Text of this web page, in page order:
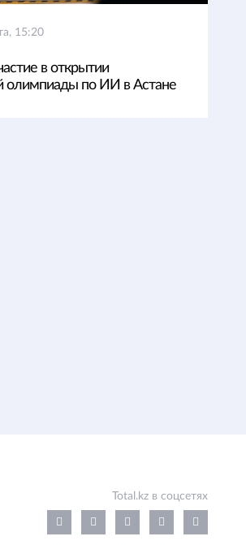
15:20
в открытии
олимпиады по ИИ в Астане
Total.kz в соцсетях